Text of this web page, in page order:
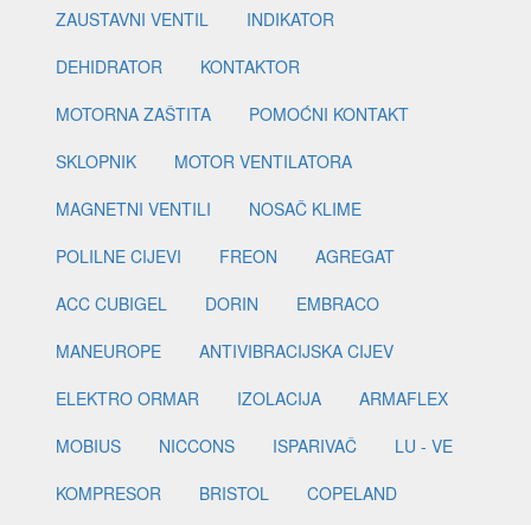
ZAUSTAVNI VENTIL
INDIKATOR
DEHIDRATOR
KONTAKTOR
MOTORNA ZAŠTITA
POMOĆNI KONTAKT
SKLOPNIK
MOTOR VENTILATORA
MAGNETNI VENTILI
NOSAČ KLIME
POLILNE CIJEVI
FREON
AGREGAT
ACC CUBIGEL
DORIN
EMBRACO
MANEUROPE
ANTIVIBRACIJSKA CIJEV
ELEKTRO ORMAR
IZOLACIJA
ARMAFLEX
MOBIUS
NICCONS ISPARIVAČ
LU - VE
KOMPRESOR
BRISTOL
COPELAND